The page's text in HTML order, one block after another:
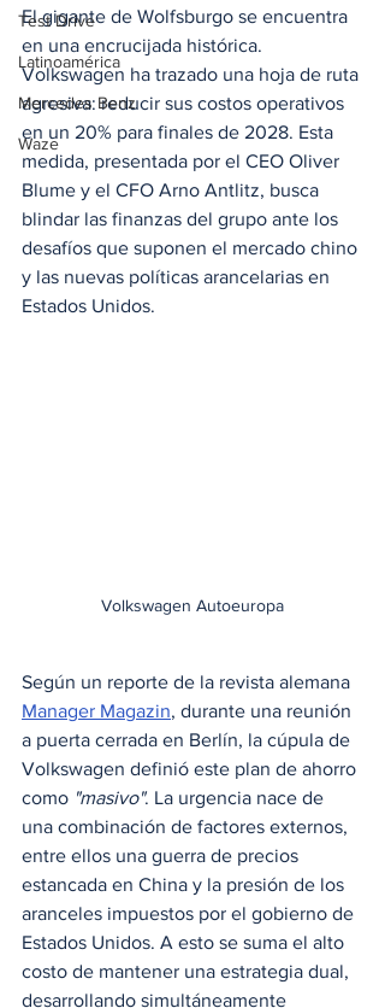
Test Drive
Latinoamérica
Mercedes Benz
Waze
El gigante de Wolfsburgo se encuentra
en una encrucijada histórica.
Volkswagen ha trazado una hoja de ruta
agresiva: reducir sus costos operativos
en un 20% para finales de 2028. Esta
medida, presentada por el CEO Oliver
Blume y el CFO Arno Antlitz, busca
blindar las finanzas del grupo ante los
desafíos que suponen el mercado chino
y las nuevas políticas arancelarias en
Estados Unidos.
Volkswagen Autoeuropa
Según un reporte de la revista alemana
Manager Magazin, durante una reunión
a puerta cerrada en Berlín, la cúpula de
Volkswagen definió este plan de ahorro
como "masivo". La urgencia nace de
una combinación de factores externos,
entre ellos una guerra de precios
estancada en China y la presión de los
aranceles impuestos por el gobierno de
Estados Unidos. A esto se suma el alto
costo de mantener una estrategia dual,
desarrollando simultáneamente